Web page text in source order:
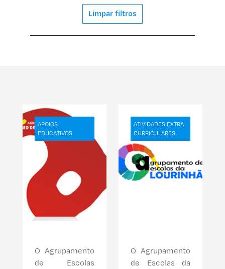
Limpar filtros
APOIOS
EDUCATIVOS
O Agrupamento
de Escolas
ATIVIDADES EXTRA-
CURRICULARES
O Agrupamento
de Escolas da